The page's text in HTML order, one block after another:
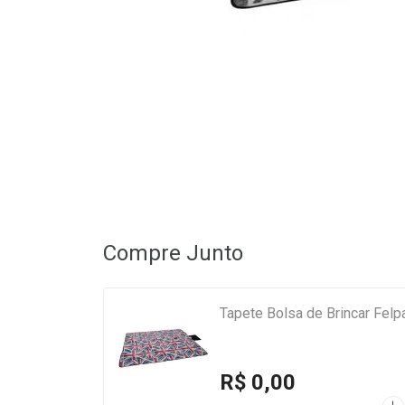
Compre Junto
Tapete Bolsa de Brincar
R$ 0,00